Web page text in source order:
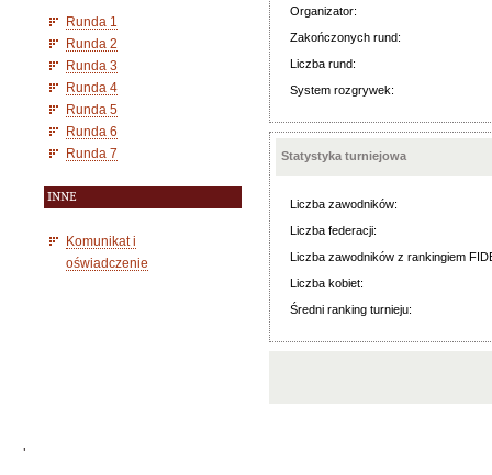
Runda 1
Runda 2
Runda 3
Runda 4
Runda 5
Runda 6
Runda 7
INNE
Komunikat i
oświadczenie
Organizator:
Zakończonych rund:
Liczba rund:
System rozgrywek:
Statystyka turniejowa
Liczba zawodników:
Liczba federacji:
Liczba zawodników z rankingiem
Liczba kobiet:
Średni ranking turnieju:
'